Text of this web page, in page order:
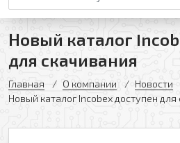
Новый каталог
для скачивания
Главная О компании
Новости
Новый каталог Incobex доступен для